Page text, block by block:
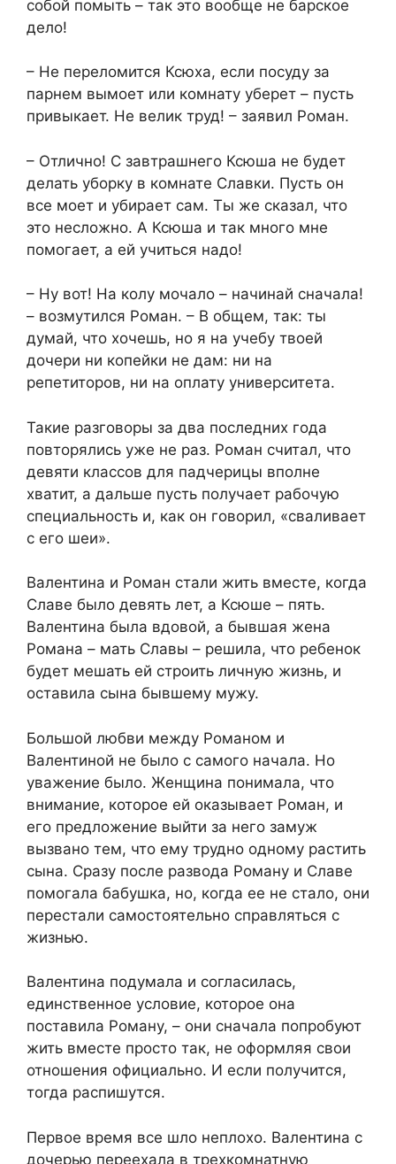
собой помыть – так это вообще не барское
дело!
– Не переломится Ксюха, если посуду за
парнем вымоет или комнату уберет – пусть
привыкает. Не велик труд! – заявил Роман.
– Отлично! С завтрашнего Ксюша не будет
делать уборку в комнате Славки. Пусть он
все моет и убирает сам. Ты же сказал, что
это несложно. А Ксюша и так много мне
помогает, а ей учиться надо!
– Ну вот! На колу мочало – начинай сначала!
– возмутился Роман. – В общем, так: ты
думай, что хочешь, но я на учебу твоей
дочери ни копейки не дам: ни на
репетиторов, ни на оплату университета.
Такие разговоры за два последних года
повторялись уже не раз. Роман считал, что
девяти классов для падчерицы вполне
хватит, а дальше пусть получает рабочую
специальность и, как он говорил, «сваливает
с его шеи».
Валентина и Роман стали жить вместе, когда
Славе было девять лет, а Ксюше – пять.
Валентина была вдовой, а бывшая жена
Романа – мать Славы – решила, что ребенок
будет мешать ей строить личную жизнь, и
оставила сына бывшему мужу.
Большой любви между Романом и
Валентиной не было с самого начала. Но
уважение было. Женщина понимала, что
внимание, которое ей оказывает Роман, и
его предложение выйти за него замуж
вызвано тем, что ему трудно одному растить
сына. Сразу после развода Роману и Славе
помогала бабушка, но, когда ее не стало, они
перестали самостоятельно справляться с
жизнью.
Валентина подумала и согласилась,
единственное условие, которое она
поставила Роману, – они сначала попробуют
жить вместе просто так, не оформляя свои
отношения официально. И если получится,
тогда распишутся.
Первое время все шло неплохо. Валентина с
дочерью переехала в трехкомнатную